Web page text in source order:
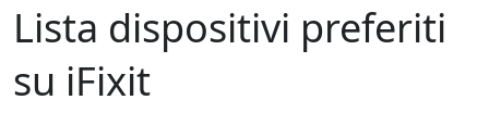
Lista dispositivi preferiti
su iFixit